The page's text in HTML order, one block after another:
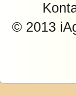
© 2013